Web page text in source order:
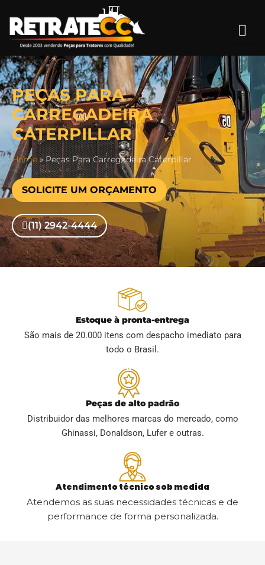
PEÇAS PARA
CARREGADEIRA
CATERPILLAR
Home»Peças Para Carregadeira Caterpillar
SOLICITE UM ORÇAMENTO
(11) 2942-4444
Estoque à pronta-entrega
São mais de 20.000 itens com despacho imediato para
todo o Brasil.
Peças de alto padrão
Distribuidor das melhores marcas do mercado, como
Ghinassi, Donaldson, Lufer e outras.
Atendimento técnico sob medida
Atendemos as suas necessidades técnicas e de
performance de forma personalizada.